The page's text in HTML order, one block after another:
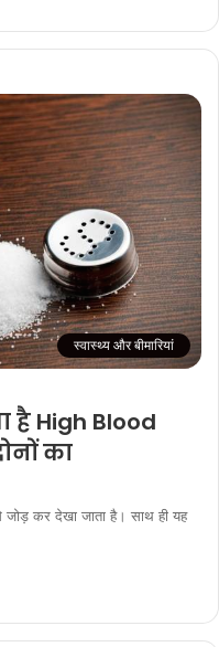
स्वास्थ्य और बीमारियां
High Blood
का
कर देखा जाता है। साथ ही यह